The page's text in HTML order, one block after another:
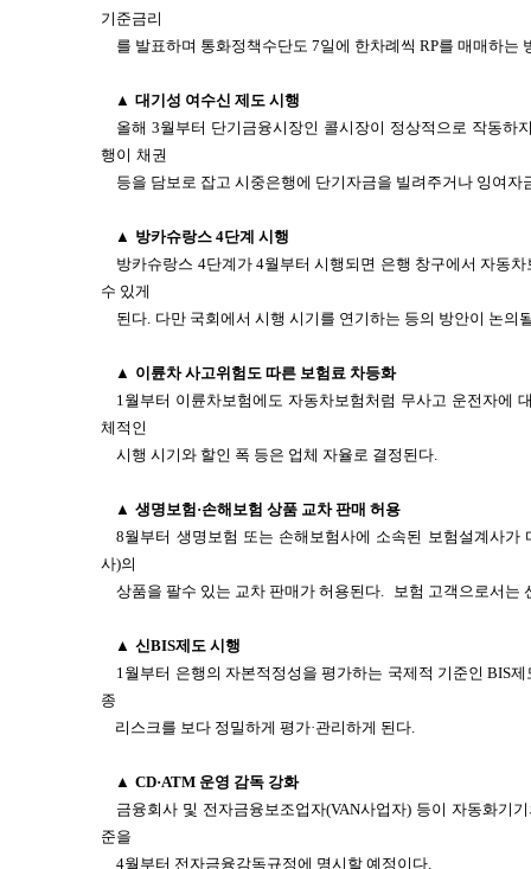
기준금리
를 발표하며 통화정책수단도 7일에 한차례씩 RP를 매매하는
▲ 대기성 여수신 제도 시행
올해 3월부터 단기금융시장인 콜시장이 정상적으로 작동하
행이 채권
등을 담보로 잡고 시중은행에 단기자금을 빌려주거나 잉여자
▲ 방카슈랑스 4단계 시행
방카슈랑스 4단계가 4월부터 시행되면 은행 창구에서 자동
수 있게
된다. 다만 국회에서 시행 시기를 연기하는 등의 방안이 논의
▲ 이륜차 사고위험도 따른 보험료 차등화
1월부터 이륜차보험에도 자동차보험처럼 무사고 운전자에
체적인
시행 시기와 할인 폭 등은 업체 자율로 결정된다.
▲ 생명보험·손해보험 상품 교차 판매 허용
8월부터 생명보험 또는 손해보험사에 소속된 보험설계사가
사)의
상품을 팔수 있는 교차 판매가 허용된다. 보험 고객으로서는
▲ 신BIS제도 시행
1월부터 은행의 자본적정성을 평가하는 국제적 기준인 BIS
종
리스크를 보다 정밀하게 평가·관리하게 된다.
▲ CD·ATM 운영 감독 강화
금융회사 및 전자금융보조업자(VAN사업자) 등이 자동화기
준을
4월부터 전자금융감독규정에 명시할 예정이다.